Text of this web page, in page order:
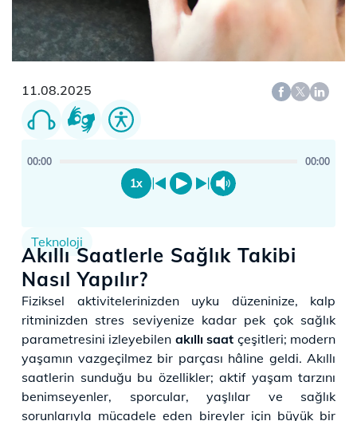
11.08.2025
00:00 00:00
1x
Teknoloji
Akıllı Saatlerle Sağlık Takibi
Nasıl Yapılır?
​​Fiziksel aktivitelerinizden uyku düzeninize, kalp
ritminizden stres seviyenize kadar pek çok sağlık
parametresini izleyebilen akıllı saat çeşitleri; modern
yaşamın vazgeçilmez bir parçası hâline geldi. Akıllı
saatlerin sunduğu bu özellikler; aktif yaşam tarzını
benimseyenler, sporcular, yaşlılar ve sağlık
sorunlarıyla mücadele eden bireyler için büyük bir